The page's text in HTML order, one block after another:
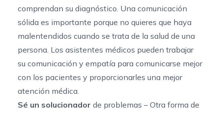
comprendan su diagnóstico. Una comunicación
sólida es importante porque no quieres que haya
malentendidos cuando se trata de la salud de una
persona. Los asistentes médicos pueden trabajar
su comunicación y empatía para comunicarse mejor
con los pacientes y proporcionarles una mejor
atención médica.
Sé un solucionador de problemas – Otra forma de